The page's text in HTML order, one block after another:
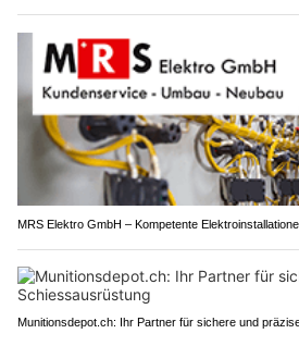
MRS Elektro GmbH – Kompetente
Munitionsdepot.ch: Ihr Partner für sichere und